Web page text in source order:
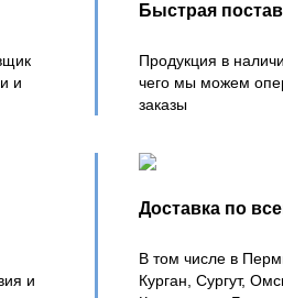
и
Быстрая
Продукция в
чего мы можем
заказы
и
Доставка по
В том числе в
Курган, Сургут,